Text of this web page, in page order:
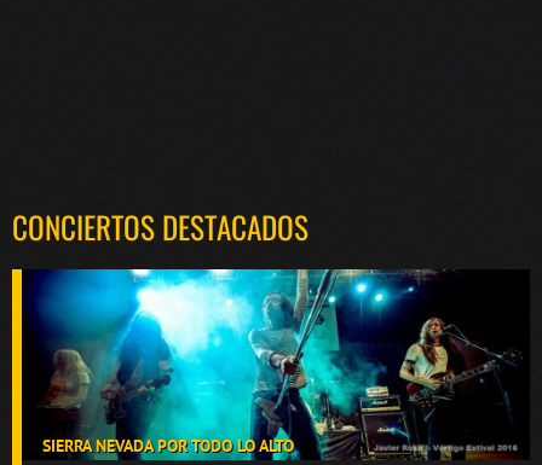
CONCIERTOS DESTACADOS
SIERRA NEVADA POR TODO LO ALTO